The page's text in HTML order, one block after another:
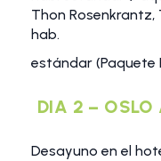
Thon
hab.
estándar (Paquete
DIA 2 – OSLO
Desayuno en el